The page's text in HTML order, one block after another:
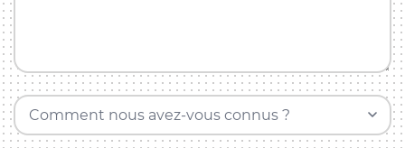
Comment nous avez-vous connus ?